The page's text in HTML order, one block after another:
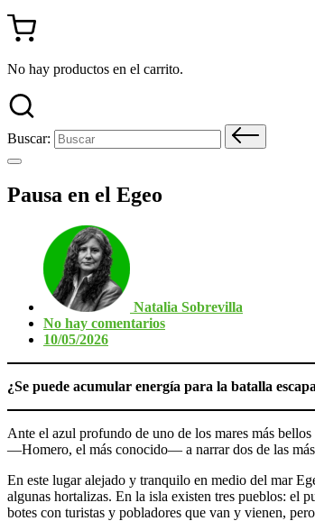
No hay productos en el carrito.
Buscar:
Pausa en el Egeo
Natalia Sobrevilla
No hay comentarios
10/05/2026
¿Se puede acumular energía para la batalla
Ante el azul profundo de uno de los mares más
—Homero, el más conocido— a narrar dos de las más
En este lugar alejado y tranquilo en medio del mar
algunas hortalizas. En la isla existen tres pueblos: el
botes con turistas y pobladores que van y vienen,